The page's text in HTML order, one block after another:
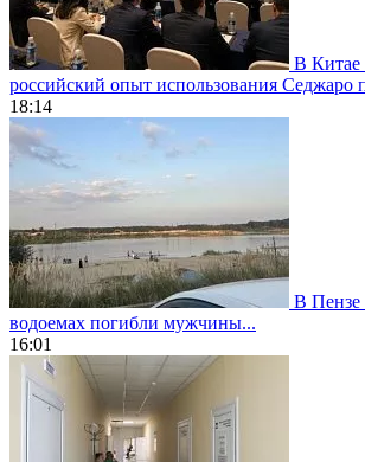
В Китае
российский опыт использования Седжаро
18:14
В Пензе
водоемах погибли мужчины...
16:01